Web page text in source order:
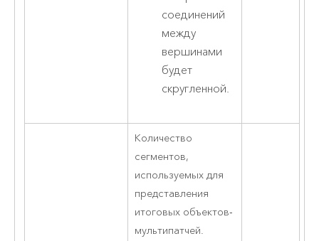
соединений
между
вершинами
будет
скругленной.
Количество
сегментов,
используемых для
представления
итоговых объектов-
мультипатчей.